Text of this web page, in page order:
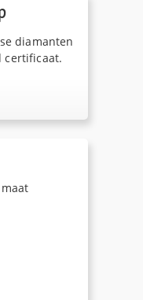
diamanten
certificaat.